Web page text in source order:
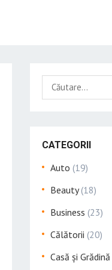
Caută
după:
CATEGORII
Auto (19)
Beauty(18)
Business (23)
Călătorii (20)
Casă și Grădină